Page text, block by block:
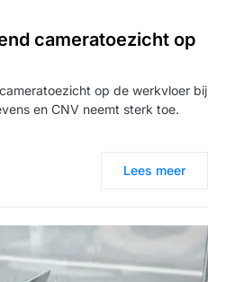
cameratoezicht op
op de werkvloer bij
en CNV neemt sterk toe.
Lees meer